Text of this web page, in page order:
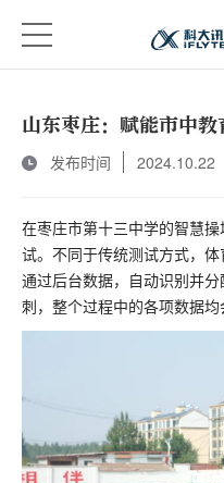
山东枣庄：赋能市中教
发布时间 2024.10.22
在枣庄市第十三中学的智慧
试。不同于传统测试方式，
通过后台数据，自动识别并
刺，整个过程中的各项数据均